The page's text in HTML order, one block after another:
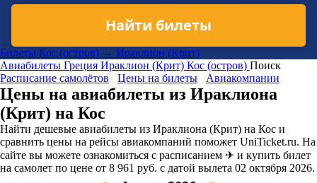
Найти билеты
Билеты Кос (остров) → Ираклион (Крит)
Авиабилеты Греция Ираклион (Крит) Кос (остров) Поиск
Расписание самолётов
Цены на билеты Авиакомпании
Цены на авиабилеты из Ираклиона
(Крит) на Кос
Найти дешевые авиабилеты из Ираклиона (Крит) на Кос и
сравнить цены на рейсы авиакомпаний поможет UniTicket.ru. На
сайте вы можете ознакомиться с расписанием ✈ и купить билет
на самолет по цене от 8 961 руб. с датой вылета 02 октября 2026.